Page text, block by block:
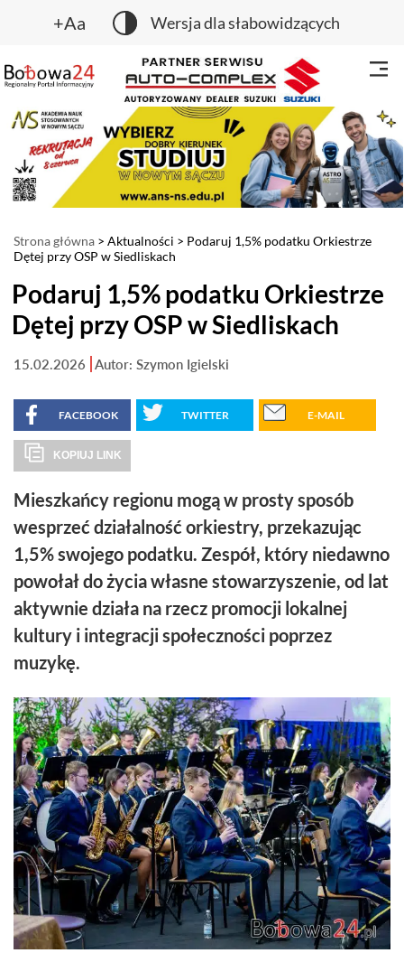
+Aa Wersja dla słabowidzących
Strona główna > Aktualności > Podaruj 1,5% podatku Orkiestrze
Dętej przy OSP w Siedliskach
Podaruj 1,5% podatku Orkiestrze
Dętej przy OSP w Siedliskach
15.02.2026 Autor: Szymon Igielski
FACEBOOK TWITTER E-MAIL
KOPIUJ LINK
Mieszkańcy regionu mogą w prosty sposób
wesprzeć działalność orkiestry, przekazując
1,5% swojego podatku. Zespół, który niedawno
powołał do życia własne stowarzyszenie, od lat
aktywnie działa na rzecz promocji lokalnej
kultury i integracji społeczności poprzez
muzykę.